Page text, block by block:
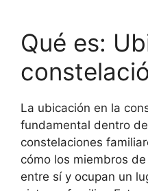
Qué es:
La ubicación en la
fundamental dentro
constelaciones
cómo los miembros
entre sí y ocupan un